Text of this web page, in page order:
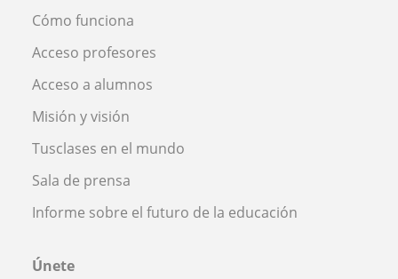
Cómo funciona
Acceso profesores
Acceso a alumnos
Misión y visión
Tusclases en el mundo
Sala de prensa
Informe sobre el futuro de la educación
Únete